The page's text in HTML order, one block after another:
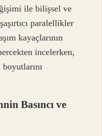
ile bilişsel ve
paralellikler
kayaçlarının
incelerken,
Basıncı ve